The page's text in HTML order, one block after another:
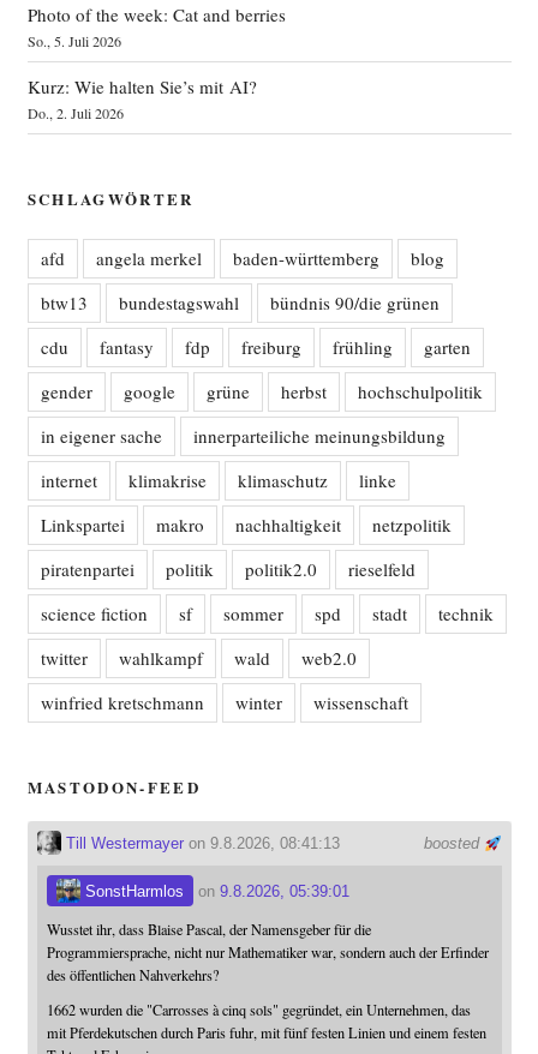
Photo of the week: Cat and berries
So., 5. Juli 2026
Kurz: Wie halten Sie’s mit AI?
Do., 2. Juli 2026
SCHLAGWÖRTER
afd angela merkel baden-württemberg
blog
btw13
bundestagswahl
bündnis 90/die grünen
cdu
fantasy fdp freiburg frühling
garten
gender
google grüne herbst
hochschulpolitik
in eigener sache
innerparteiliche meinungsbildung
internet
klimakrise klimaschutz
linke
Linkspartei
makro nachhaltigkeit
netzpolitik
piratenpartei
politik politik2.0
rieselfeld
science fiction
sf sommer spd stadt
technik
twitter
wahlkampf wald
web2.0
winfried kretschmann
winter wissenschaft
MASTODON-FEED
boosted
Till Westermayeron 9.8.2026, 08:41:13
SonstHarmlos on 9.8.2026, 05:39:01
Wusstet ihr, dass Blaise Pascal, der Namensgeber für die
Programmiersprache, nicht nur Mathematiker war, sondern auch der Erfinder
des öffentlichen Nahverkehrs?
1662 wurden die "Carrosses à cinq sols" gegründet, ein Unternehmen, das
mit Pferdekutschen durch Paris fuhr, mit fünf festen Linien und einem festen